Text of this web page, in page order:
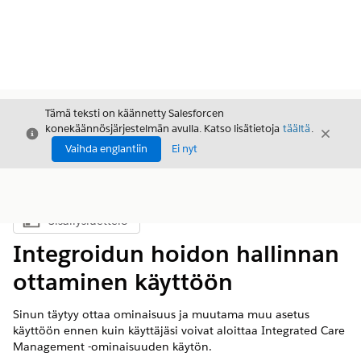
Sulje
Tämä teksti on käännetty Salesforcen
konekäännösjärjestelmän avulla. Katso lisätietoja täältä.
Vaihda englantiin
Ei nyt
Sulje
Näytä sisällysluettelo
Sisällysluettelo
Integroidun hoidon hallinnan
ottaminen käyttöön
Sinun täytyy ottaa ominaisuus ja muutama muu asetus
käyttöön ennen kuin käyttäjäsi voivat aloittaa Integrated Care
Management -ominaisuuden käytön.